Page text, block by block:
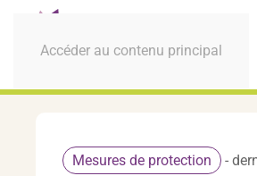
Accéder au contenu principal
Mesures de protection -